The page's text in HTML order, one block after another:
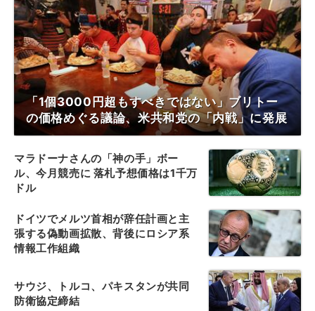
「1個3000円超もすべきではない」ブリトー
の価格めぐる議論、米共和党の「内戦」に発展
マラドーナさんの「神の手」ボー
ル、今月競売に 落札予想価格は1千万
ドル
ドイツでメルツ首相が辞任計画と主
張する偽動画拡散、背後にロシア系
情報工作組織
サウジ、トルコ、パキスタンが共同
防衛協定締結